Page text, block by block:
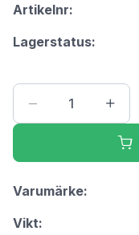
Artikelnr:
Lagerstatus:
Varumärke:
Vikt: